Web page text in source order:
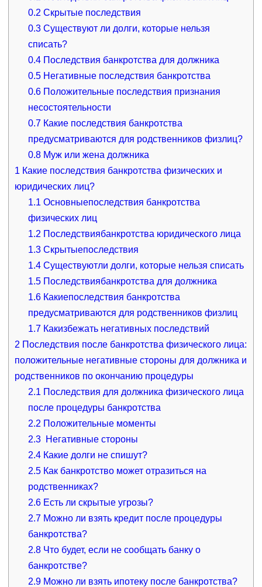
0.2 Скрытые последствия
0.3 Существуют ли долги, которые нельзя
списать?
0.4 Последствия банкротства для должника
0.5 Негативные последствия банкротства
0.6 Положительные последствия признания
несостоятельности
0.7 Какие последствия банкротства
предусматриваются для родственников физлиц?
0.8 Муж или жена должника
1 Какие последствия банкротства физических и
юридических лиц?
1.1 Основныепоследствия банкротства
физических лиц
1.2 Последствиябанкротства юридического лица
1.3 Скрытыепоследствия
1.4 Существуютли долги, которые нельзя списать
1.5 Последствиябанкротства для должника
1.6 Какиепоследствия банкротства
предусматриваются для родственников физлиц
1.7 Какизбежать негативных последствий
2 Последствия после банкротства физического лица:
положительные негативные стороны для должника и
родственников по окончанию процедуры
2.1 Последствия для должника физического лица
после процедуры банкротства
2.2 Положительные моменты
2.3 Негативные стороны
2.4 Какие долги не спишут?
2.5 Как банкротство может отразиться на
родственниках?
2.6 Есть ли скрытые угрозы?
2.7 Можно ли взять кредит после процедуры
банкротства?
2.8 Что будет, если не сообщать банку о
банкротстве?
2.9 Можно ли взять ипотеку после банкротства?